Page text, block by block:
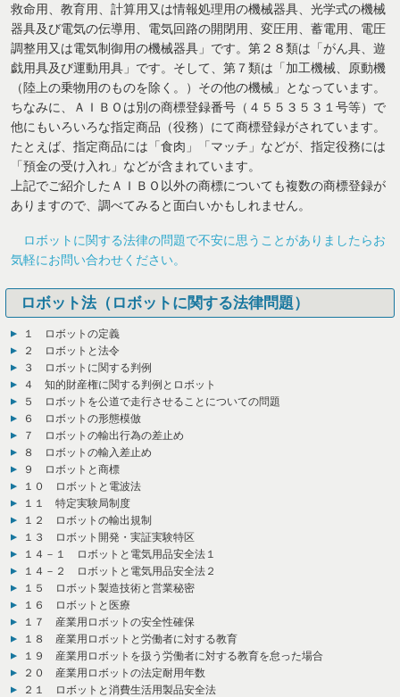
救命用、教育用、計算用又は情報処理用の機械器具、光学式の機械
器具及び電気の伝導用、電気回路の開閉用、変圧用、蓄電用、電圧
調整用又は電気制御用の機械器具」です。第２８類は「がん具、遊
戯用具及び運動用具」です。そして、第７類は「加工機械、原動機
（陸上の乗物用のものを除く。）その他の機械」となっています。
ちなみに、ＡＩＢＯは別の商標登録番号（４５５３５３１号等）で
他にもいろいろな指定商品（役務）にて商標登録がされています。
たとえば、指定商品には「食肉」「マッチ」などが、指定役務には
「預金の受け入れ」などが含まれています。
上記でご紹介したＡＩＢＯ以外の商標についても複数の商標登録が
ありますので、調べてみると面白いかもしれません。
ロボットに関する法律の問題で不安に思うことがありましたらお
気軽にお問い合わせください。
ロボット法（ロボットに関する法律問題）
１ ロボットの定義
２ ロボットと法令
３ ロボットに関する判例
４ 知的財産権に関する判例とロボット
５ ロボットを公道で走行させることについての問題
６ ロボットの形態模倣
７ ロボットの輸出行為の差止め
８ ロボットの輸入差止め
９ ロボットと商標
１０ ロボットと電波法
１１ 特定実験局制度
１２ ロボットの輸出規制
１３ ロボット開発・実証実験特区
１４－１ ロボットと電気用品安全法１
１４－２ ロボットと電気用品安全法２
１５ ロボット製造技術と営業秘密
１６ ロボットと医療
１７ 産業用ロボットの安全性確保
１８ 産業用ロボットと労働者に対する教育
１９ 産業用ロボットを扱う労働者に対する教育を怠った場合
２０ 産業用ロボットの法定耐用年数
２１ ロボットと消費生活用製品安全法